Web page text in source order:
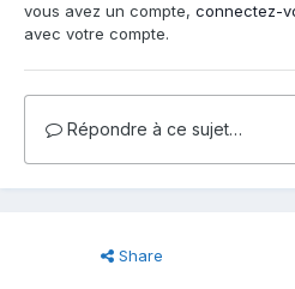
vous avez un compte, connectez-
avec votre compte.
Répondre à ce sujet…
Share